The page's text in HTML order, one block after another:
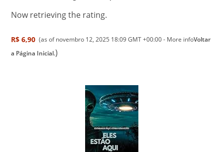
Now retrieving the rating.
R$ 6,90 (as of novembro 12, 2025 18:09 GMT +00:00 - More infoVoltar
a Página Inicial.)